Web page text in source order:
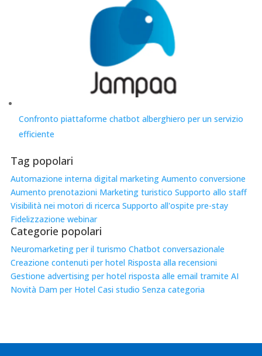
Confronto piattaforme chatbot alberghiero per un servizio
efficiente
Tag popolari
Automazione interna digital marketing Aumento conversione
Aumento prenotazioni Marketing turistico Supporto allo staff
Visibilità nei motori di ricerca Supporto all'ospite pre-stay
Fidelizzazione webinar
Categorie popolari
Neuromarketing per il turismo Chatbot conversazionale
Creazione contenuti per hotel Risposta alla recensioni
Gestione advertising per hotel risposta alle email tramite AI
Novità Dam per Hotel Casi studio Senza categoria